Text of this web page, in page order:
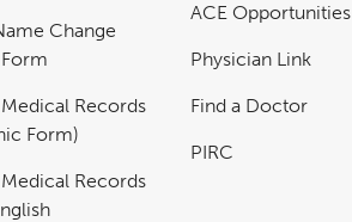
Change
Records
Form)
Records
ACE Opportunities
Physician Link
Find a Doctor
PIRC